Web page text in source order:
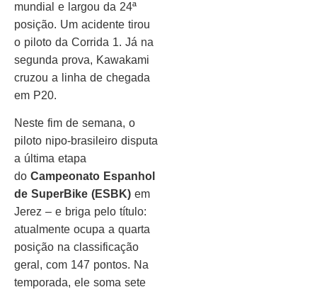
mundial e largou da 24ª
posição. Um acidente tirou
o piloto da Corrida 1. Já na
segunda prova, Kawakami
cruzou a linha de chegada
em P20.
Neste fim de semana, o
piloto nipo-brasileiro disputa
a última etapa
do Campeonato Espanhol
de SuperBike (ESBK) em
Jerez – e briga pelo título:
atualmente ocupa a quarta
posição na classificação
geral, com 147 pontos. Na
temporada, ele soma sete